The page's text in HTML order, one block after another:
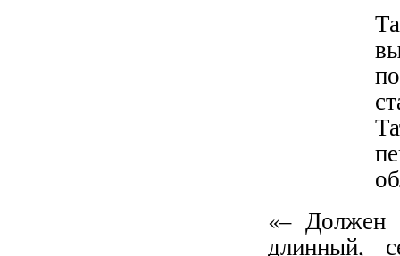
«– Должен
длинный,